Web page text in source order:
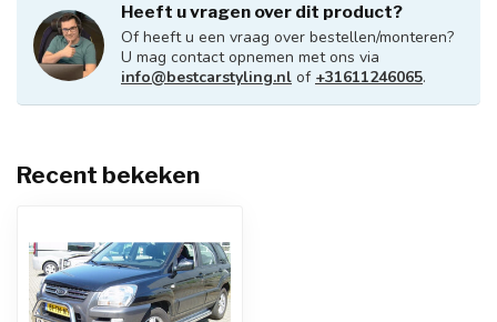
Heeft u vragen over dit product?
Of heeft u een vraag over bestellen/monteren?
U mag contact opnemen met ons via
info@bestcarstyling.nl of +31611246065.
Recent bekeken